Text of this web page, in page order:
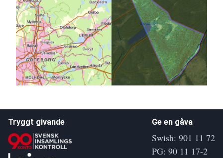
Tryggt givande Ge en gåva
Swish: 901 11 72
PG: 90 11 17-2